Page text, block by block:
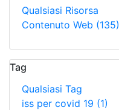
Qualsiasi Risorsa
Contenuto Web (135)
Tag
Qualsiasi Tag
iss per covid 19 (1)